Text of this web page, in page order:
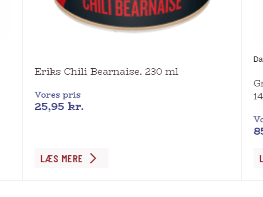
Eriks Chili Bearnaise. 230 ml
Vores pris
25,95 kr.
LÆS MERE